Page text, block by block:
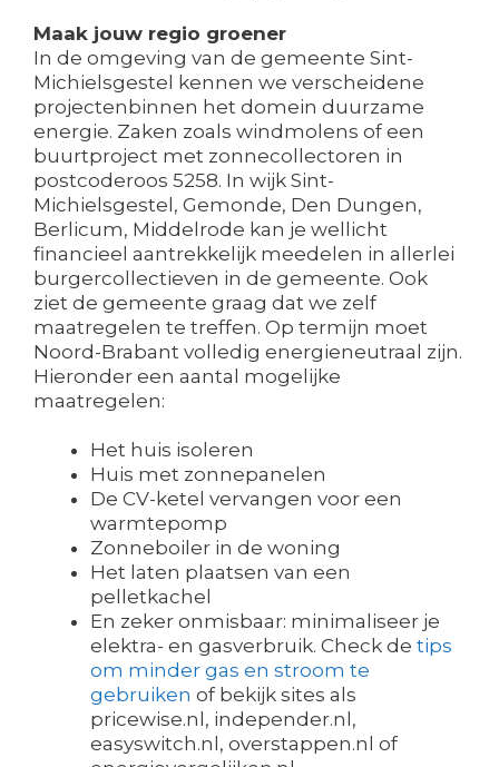
Maak jouw regio groener
In de omgeving van de gemeente Sint-
Michielsgestel kennen we verscheidene
projectenbinnen het domein duurzame
energie. Zaken zoals windmolens of een
buurtproject met zonnecollectoren in
postcoderoos 5258. In wijk Sint-
Michielsgestel, Gemonde, Den Dungen,
Berlicum, Middelrode kan je wellicht
financieel aantrekkelijk meedelen in allerlei
burgercollectieven in de gemeente. Ook
ziet de gemeente graag dat we zelf
maatregelen te treffen. Op termijn moet
Noord-Brabant volledig energieneutraal zijn.
Hieronder een aantal mogelijke
maatregelen:
Het huis isoleren
Huis met zonnepanelen
De CV-ketel vervangen voor een
warmtepomp
Zonneboiler in de woning
Het laten plaatsen van een
pelletkachel
En zeker onmisbaar: minimaliseer je
elektra- en gasverbruik. Check de tips
om minder gas en stroom te
gebruiken of bekijk sites als
pricewise.nl, independer.nl,
easyswitch.nl, overstappen.nl of